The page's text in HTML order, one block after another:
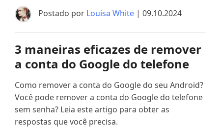
Postado por Louisa White | 09.10.2024
3 maneiras eficazes de remover
a conta do Google do telefone
Como remover a conta do Google do seu Android?
Você pode remover a conta do Google do telefone
sem senha? Leia este artigo para obter as
respostas que você precisa.